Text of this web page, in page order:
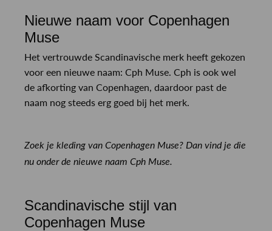
Nieuwe naam voor Copenhagen
Muse
Het vertrouwde Scandinavische merk heeft gekozen
voor een nieuwe naam: Cph Muse. Cph is ook wel
de afkorting van Copenhagen, daardoor past de
naam nog steeds erg goed bij het merk.
Zoek je kleding van Copenhagen Muse? Dan vind je die
nu onder de nieuwe naam Cph Muse.
Scandinavische stijl van
Copenhagen Muse